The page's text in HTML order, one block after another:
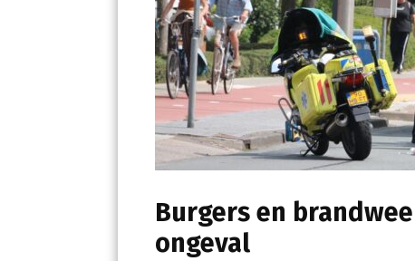
Burgers en
ongeval